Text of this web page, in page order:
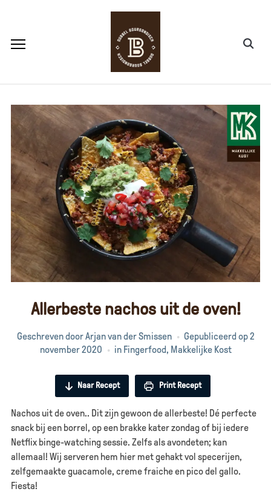
Allerbeste nachos uit de oven!
Geschreven doorArjan van der Smissen Gepubliceerd op2
november 2020
in Fingerfood, Makkelijke Kost
Naar Recept Print Recept
Nachos uit de oven.. Dit zijn gewoon de allerbeste! Dé perfecte
snack bij een borrel, op een brakke kater zondag of bij iedere
Netflix binge-watching sessie. Zelfs als avondeten; kan
allemaal! Wij serveren hem hier met gehakt vol specerijen,
zelfgemaakte guacamole, creme fraiche en pico del gallo.
Fiesta!